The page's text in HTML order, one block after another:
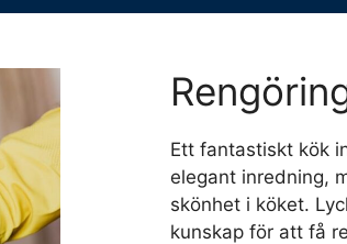
Ett fantastiskt kök
elegant inredning,
skönhet i köket.
kunskap för att få